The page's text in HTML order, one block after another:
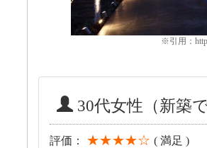
※引用：
30代女性（新築
評価： ★★★★☆ ( 満足 )